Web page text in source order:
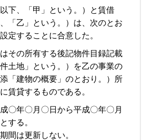
下、「甲」という。）と賃借
「乙」という。）は、次のとお
定することに合意した。
その所有する後記物件目録記載
土地」という。）を乙の事業の
「建物の概要」のとおり。）所
賃貸するものである。
〇年〇月〇日から平成〇年〇月
する。
間は更新しない。